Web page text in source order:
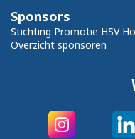
Sponsors
Stichting Promotie HSV
Overzicht sponsoren